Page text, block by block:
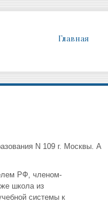
Главная
N 109 г. Москвы. А
РФ, членом-
школа из
системы к